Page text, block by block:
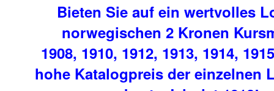
Bieten Sie auf ein wertvolles
norwegischen 2 Kronen
1908, 1910, 1912, 1913, 1914,
hohe Katalogpreis der einzelnen